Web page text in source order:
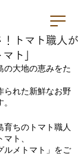
トマト職人が
ト」
の大地の恵みをた
られた新鮮なお野
育ちのトマト職人
ト、
ルメトマト」をご